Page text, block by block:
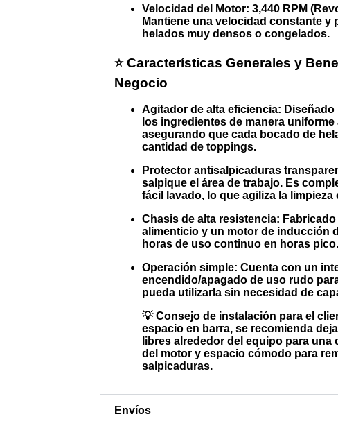
Velocidad del Motor: 3,440 RPM
Mantiene una velocidad constante y
helados muy densos o congelados.
⭐ Características Generales y
Negocio
Agitador de alta eficiencia:
los ingredientes de manera
asegurando que cada bocado de
cantidad de toppings.
Protector antisalpicaduras
salpique el área de trabajo. Es
fácil lavado, lo que agiliza la limpieza
Chasis de alta resistencia:
alimenticio y un motor de inducción
horas de uso continuo en horas pico.
Operación simple: Cuenta con un
encendido/apagado de uso rudo
pueda utilizarla sin necesidad de
💡Consejo de instalación para el
espacio en barra, se recomienda
libres alrededor del equipo para una
del motor y espacio cómodo para
salpicaduras.
Envíos